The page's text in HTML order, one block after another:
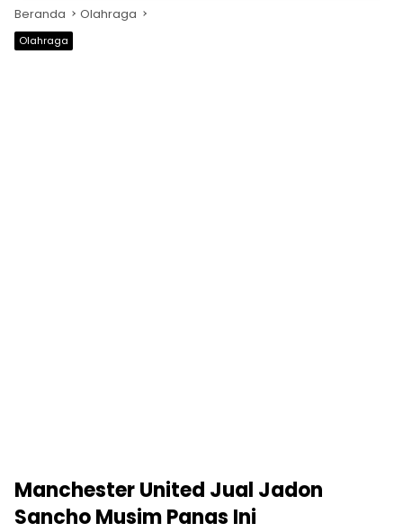
Beranda Olahraga
Olahraga
Manchester United Jual Jadon
Sancho Musim Panas Ini